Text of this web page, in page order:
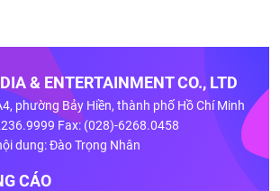
& ENTERTAINMENT CO., LTD
phường Bảy Hiền, thành phố Hồ Chí Minh
Fax: (028)-6268.0458
dung: Đào Trọng Nhân
CÁO